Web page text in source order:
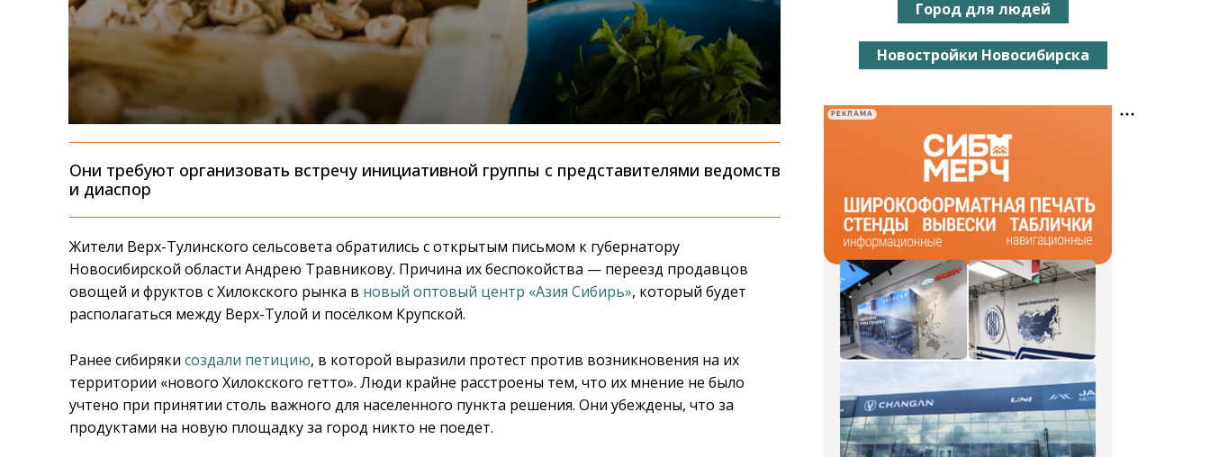
Они требуют организовать встречу инициативной группы с представителями ведомств
и диаспор
Жители Верх-Тулинского сельсовета обратились с открытым письмом к губернатору
Новосибирской области Андрею Травникову. Причина их беспокойства — переезд продавцов
овощей и фруктов с Хилокского рынка в новый оптовый центр «Азия Сибирь», который будет
располагаться между Верх-Тулой и посёлком Крупской.
Ранее сибирякисоздали петицию, в которой выразили протест против возникновения на их
территории «нового Хилокского гетто». Люди крайне расстроены тем, что их мнение не было
учтено при принятии столь важного для населенного пункта решения. Они убеждены, что за
продуктами на новую площадку за город никто не поедет.
Город для людей
Новостройки Новосибирска
РЕКЛАМА